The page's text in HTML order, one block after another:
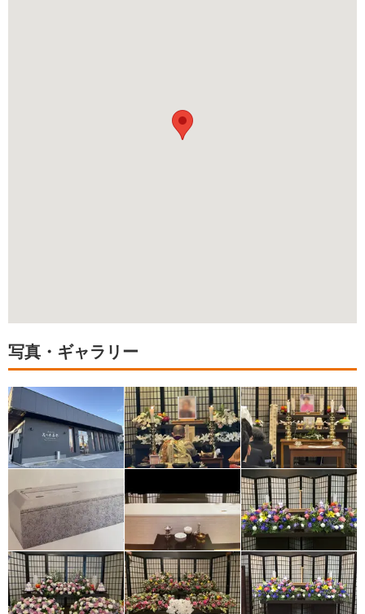
ご遺族様のご平安を心よりお祈り申し上げます
写真・ギャラリー